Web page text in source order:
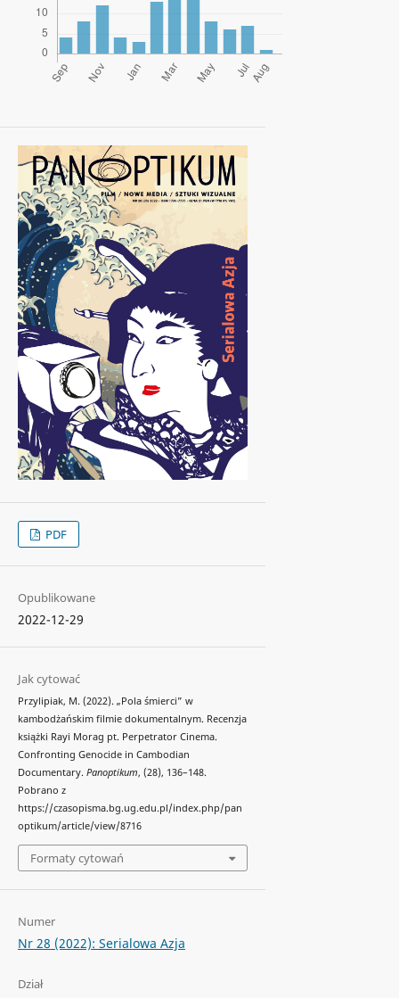
PDF
Opublikowane
2022-12-29
Jak cytować
Przylipiak, M. (2022). „Pola śmierci” w
kambodżańskim filmie dokumentalnym. Recenzja
książki Rayi Morag pt. Perpetrator Cinema.
Confronting Genocide in Cambodian
Documentary. Panoptikum, (28), 136–148.
Pobrano z
https://czasopisma.bg.ug.edu.pl/index.php/pan
optikum/article/view/8716
Formaty cytowań
Numer
Nr 28 (2022): Serialowa Azja
Dział